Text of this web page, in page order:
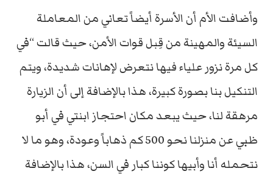
وأضافت الأم أن الأسرة أيضاً تعاني من المعاملة
السيئة والمهينة من قِبل قوات الأمن، حيث قالت “في
كل مرة نزور علياء فيها نتعرض لإهانات شديدة، ويتم
التنكيل بنا بصورة كبيرة، هذا بالإضافة إلى أن الزيارة
مرهقة لنا، حيث يبعد مكان احتجاز ابنتي في أبو
ظبي عن منزلنا نحو 500 كم ذهاباً وعودة، وهو ما لا
نتحمله أنا وأبيها كوننا كبار في السن، هذا بالإضافة